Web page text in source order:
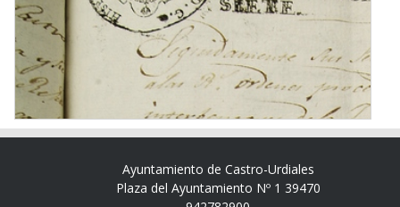
Ayuntamiento de Castro-Urdiales
Plaza del Ayuntamiento Nº 1 39470